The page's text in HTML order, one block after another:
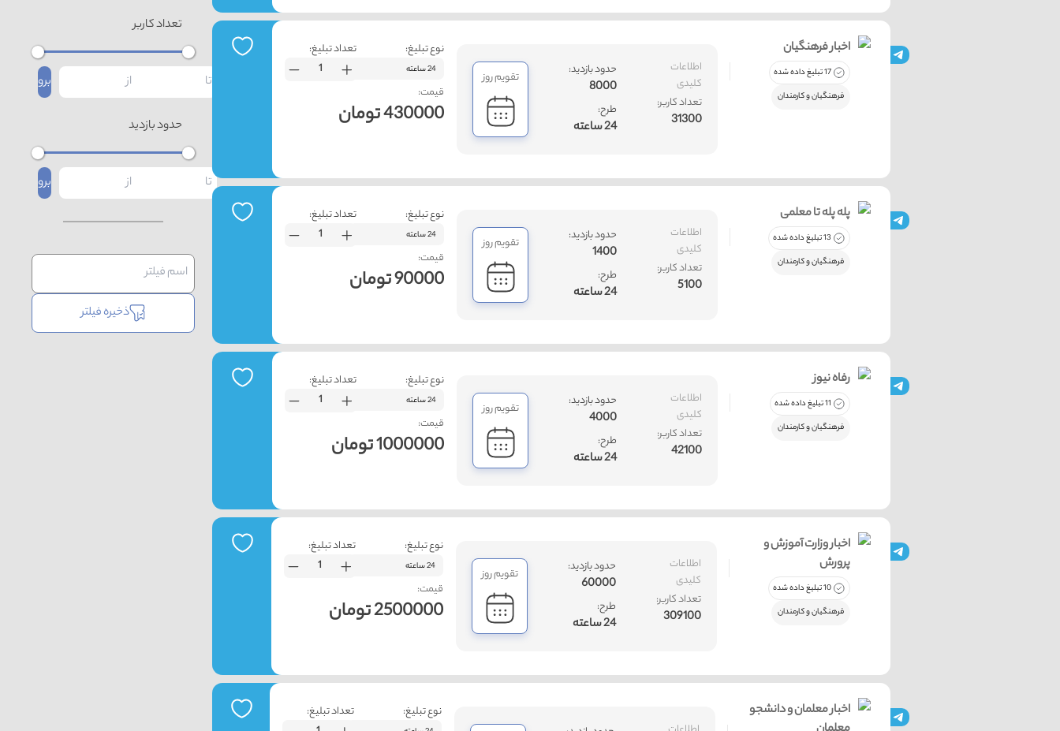
تعداد کاربر
برو
حدود بازدید
برو
ذخیره فیلتر
نوع تبلیغ:
24 ساعته
تعداد تبلیغ:
قیمت:
430000 تومان
اطلاعات
کلیدی
تعداد کاربر:
31300
حدود بازدید:
8000
طرح:
24 ساعته
تقویم روز
اخبار فرهنگیان
17 تبلیغ داده شده
فرهنگیان و کارمندان
نوع تبلیغ:
24 ساعته
تعداد تبلیغ:
قیمت:
90000 تومان
اطلاعات
کلیدی
تعداد کاربر:
5100
حدود بازدید:
1400
طرح:
24 ساعته
تقویم روز
پله پله تا معلمی
13 تبلیغ داده شده
فرهنگیان و کارمندان
نوع تبلیغ:
24 ساعته
تعداد تبلیغ:
قیمت:
1000000 تومان
اطلاعات
کلیدی
تعداد کاربر:
42100
حدود بازدید:
4000
طرح:
24 ساعته
تقویم روز
رفاه نیوز
11 تبلیغ داده شده
فرهنگیان و کارمندان
نوع تبلیغ:
24 ساعته
تعداد تبلیغ:
قیمت:
2500000 تومان
اطلاعات
کلیدی
تعداد کاربر:
309100
حدود بازدید:
60000
طرح:
24 ساعته
تقویم روز
اخبار وزارت آموزش و
پرورش
10 تبلیغ داده شده
فرهنگیان و کارمندان
نوع تبلیغ: تعداد تبلیغ:
اخبار معلمان و دانشجو